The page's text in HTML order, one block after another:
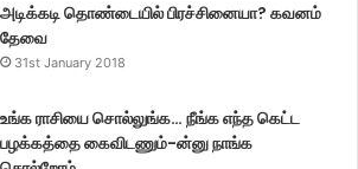
அடிக்கடி தொண்டையில் பிரச்சினையா? கவனம்
தேவை
31st January 2018
உங்க ராசியை சொல்லுங்க… நீங்க எந்த கெட்ட
பழக்கத்தை கைவிடணும்-ன்னு நாங்க